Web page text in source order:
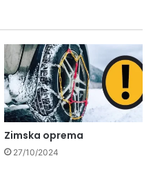
Zimska oprema
27/10/2024